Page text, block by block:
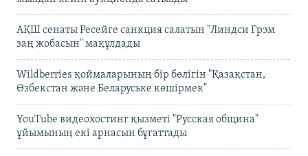
АҚШ сенаты Ресейге санкция салатын "Линдси Грэм
заң жобасын" мақұлдады
Wildberries қоймаларының бір бөлігін "Қазақстан,
Өзбекстан және Беларуське көшірмек"
YouTube видеохостинг қызметі "Русская община"
ұйымының екі арнасын бұғаттады